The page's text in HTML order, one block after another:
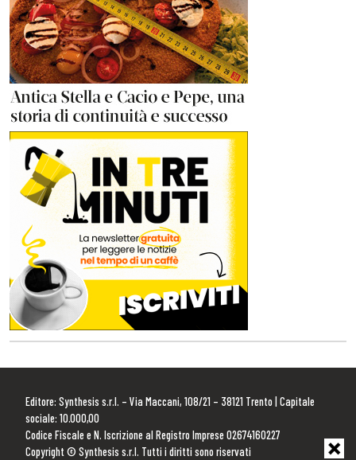
Editore: Synthesis s.r.l. – Via Maccani, 108/21 – 38121 Trento | Capitale
sociale: 10.000,00
Codice Fiscale e N. Iscrizione al Registro Imprese 02674160227
Copyright © Synthesis s.r.l. Tutti i diritti sono riservati